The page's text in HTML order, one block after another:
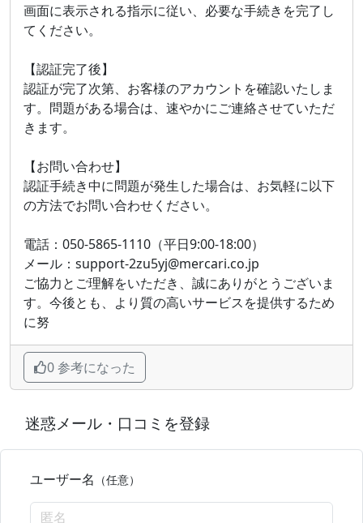
画面に表示される指示に従い、必要な手続きを完了し
てください。
【認証完了後】
認証が完了次第、お客様のアカウントを確認いたしま
す。問題がある場合は、速やかにご連絡させていただ
きます。
【お問い合わせ】
認証手続き中に問題が発生した場合は、お気軽に以下
の方法でお問い合わせください。
電話：050-5865-1110（平日9:00-18:00）
メール：support-2zu5yj@mercari.co.jp
ご協力とご理解をいただき、誠にありがとうございま
す。今後とも、より質の高いサービスを提供するため
に努
0 参考になった
迷惑メール・口コミを登録
ユーザー名 （任意）